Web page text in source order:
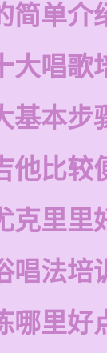
简单介
大唱歌
基本步
他比较
克里里
唱法培
哪里好